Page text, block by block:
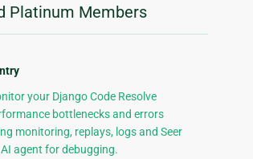
Platinum Members
your Django Code Resolve
bottlenecks and errors
monitoring, replays, logs and Seer
agent for debugging.